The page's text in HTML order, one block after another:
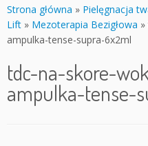
do
treści
Strona główna » Pielęgnacja
Lift » Mezoterapia Bezigłowa »
ampulka-tense-supra-6x2ml
tdc-na-skore-
ampulka-tense-